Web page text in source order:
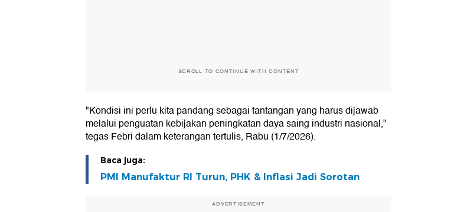
SCROLL TO CONTINUE WITH CONTENT
"Kondisi ini perlu kita pandang sebagai tantangan yang harus dijawab
melalui penguatan kebijakan peningkatan daya saing industri nasional,"
tegas Febri dalam keterangan tertulis, Rabu (1/7/2026).
Baca juga:
PMI Manufaktur RI Turun, PHK & Inflasi Jadi Sorotan
ADVERTISEMENT